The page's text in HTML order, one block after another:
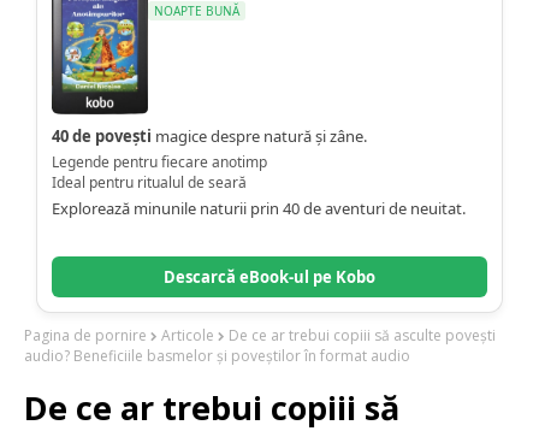
NOAPTE BUNĂ
40 de povești magice despre natură și zâne.
Legende pentru fiecare anotimp
Ideal pentru ritualul de seară
Explorează minunile naturii prin 40 de aventuri de neuitat.
Descarcă eBook-ul pe Kobo
Pagina de pornire Articole
De ce ar trebui copiii să asculte povești
audio? Beneficiile basmelor și poveștilor în format audio
De ce ar trebui copiii să